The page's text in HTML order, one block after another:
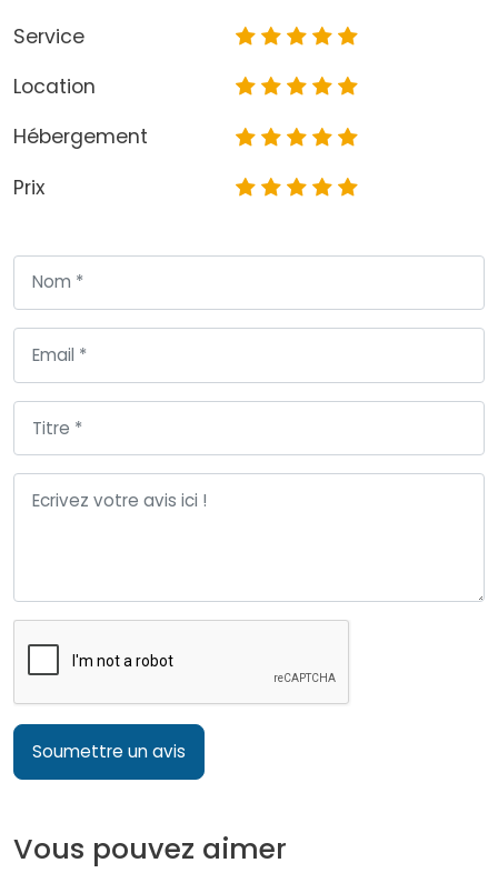
Service
Location
Hébergement
Prix
Soumettre un avis
Vous pouvez aimer